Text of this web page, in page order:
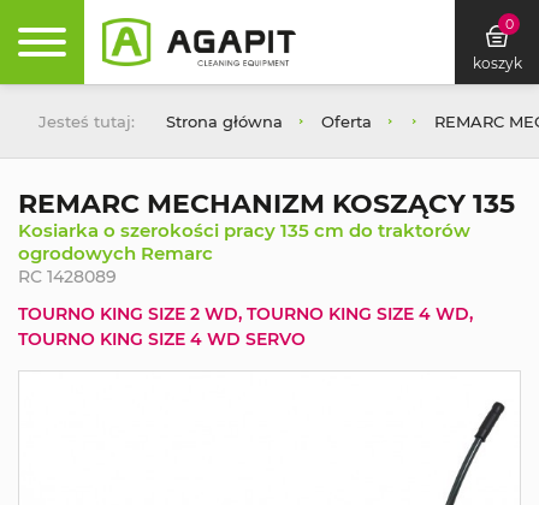
0
koszyk
Jesteś tutaj: Strona główna Oferta REMARC
REMARC MECHANIZM KOSZĄCY 135
Kosiarka o szerokości pracy 135 cm do traktorów
ogrodowych Remarc
RC 1428089
TOURNO KING SIZE 2 WD, TOURNO KING SIZE 4 WD,
TOURNO KING SIZE 4 WD SERVO